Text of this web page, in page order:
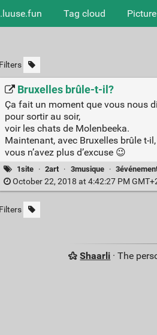
Tag cloud
Filters
Bruxelles brûle-t-il?
Ça fait un moment que vous nous
pour sortir au soir,
voir les chats de Molenbeeka.
Maintenant, avec Bruxelles brûle t-il,
vous n’avez plus d’excuse 😉
1site · 2art · 3musique ·
October 22, 2018 at 4:42:27 PM
Filters
Shaarli · The